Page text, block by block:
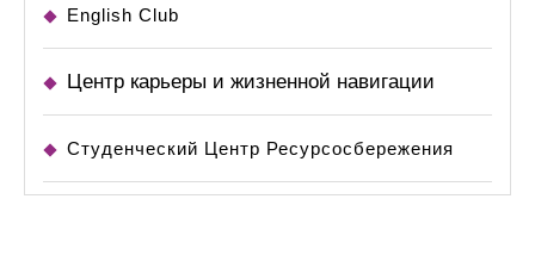
English Club
Центр карьеры и жизненной навигации
Студенческий Центр Ресурсосбережения